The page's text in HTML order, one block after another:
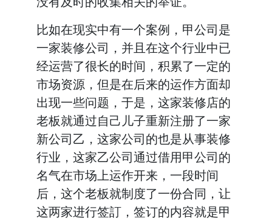
比如在现实中有一个案例，甲公司是
一家装修公司，并且在这个行业中已
经运营了很长的时间，积累了一定的
市场资源，但是在后来的运作方面却
出现一些问题，于是，这家装修店的
老板就通过自己儿子重新注册了一家
新公司乙，这家公司的也是从事装修
行业，这家乙公司通过借用甲公司的
名气在市场上运作开来，一段时间
后，这个老板就制度了一份合同，让
这两家进行签訂，签订的内容就是甲